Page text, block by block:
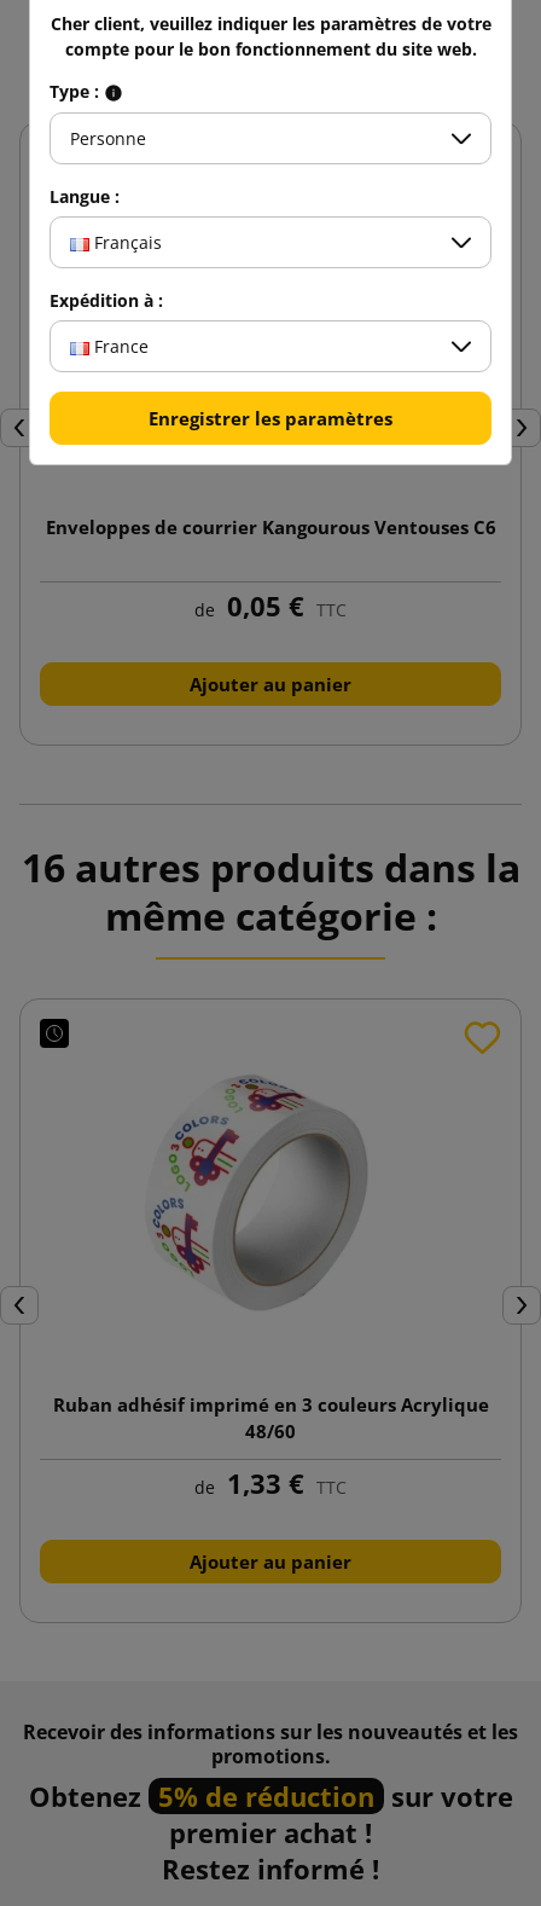
Vous aimerez aussi
Précédent
Enveloppes de courrier Kangourous Ventouses C6
de 0,05 € TTC
Ajouter au panier
16 autres produits dans la
même catégorie :
Précédent
Ruban adhésif imprimé en 3 couleurs Acrylique
48/60
de 1,33 € TTC
Ajouter au panier
Recevoir des informations sur les nouveautés et les
promotions.
Obtenez 5% de réduction sur votre
premier achat !
Restez informé !
Cher client, veuillez indiquer les paramètres de votre
compte pour le bon fonctionnement du site web.
Type :
Personne
Langue :
Français
Expédition à :
France
Enregistrer les paramètres